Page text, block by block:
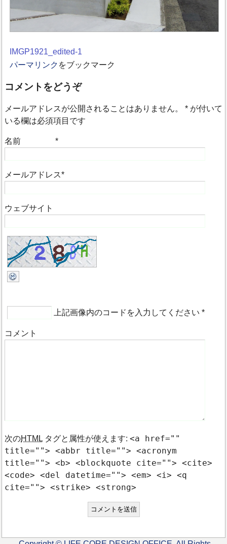
IMGP1921_edited-1
パーマリンク をブックマーク
コメントをどうぞ
メールアドレスが公開されることはありません。* が付いて
いる欄は必須項目です
名前 *
メールアドレス*
ウェブサイト
上記画像内のコードを入力してください *
コメント
次のHTMLタグと属性が使えます:<a href=""
title=""> <abbr title=""> <acronym
title=""> <b> <blockquote cite=""> <cite>
<code> <del datetime=""> <em> <i> <q
cite=""> <strike> <strong>